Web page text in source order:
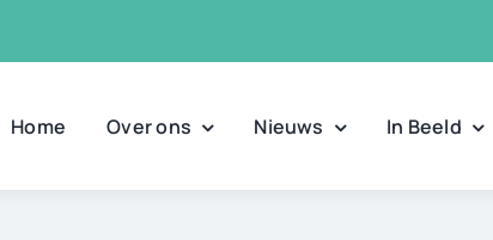
Home Over ons Nieuws In Beeld